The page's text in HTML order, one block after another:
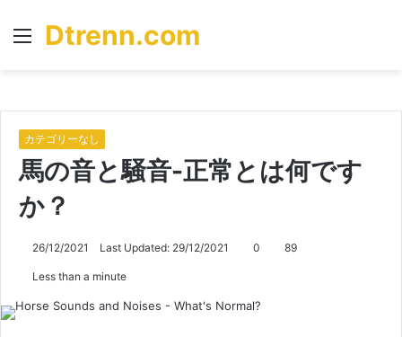
Menu
Dtrenn.com
カテゴリーなし
馬の音と騒音-正常とは何です
か？
26/12/2021 Last Updated: 29/12/2021 0 89
Less than a minute